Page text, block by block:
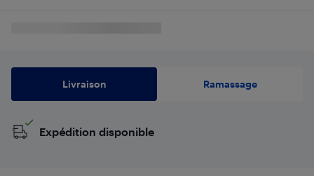
Livraison Ramassage
Expédition disponible